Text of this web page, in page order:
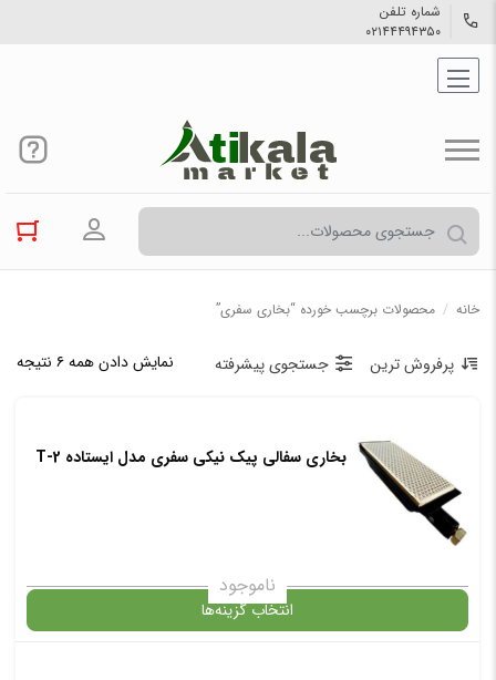
شماره تلفن
۰۲۱۴۴۴۹۴۳۵۰
ورود به
خانه / محصولات برچسب خورده “بخاری سفری”
نمایش دادن همه ۶ نتیجه پرفروش ترین جستجوی پیشرفته
بخاری سفالی پیک نیکی سفری مدل ایستاده T-2
ناموجود
انتخاب گزینه‌ها